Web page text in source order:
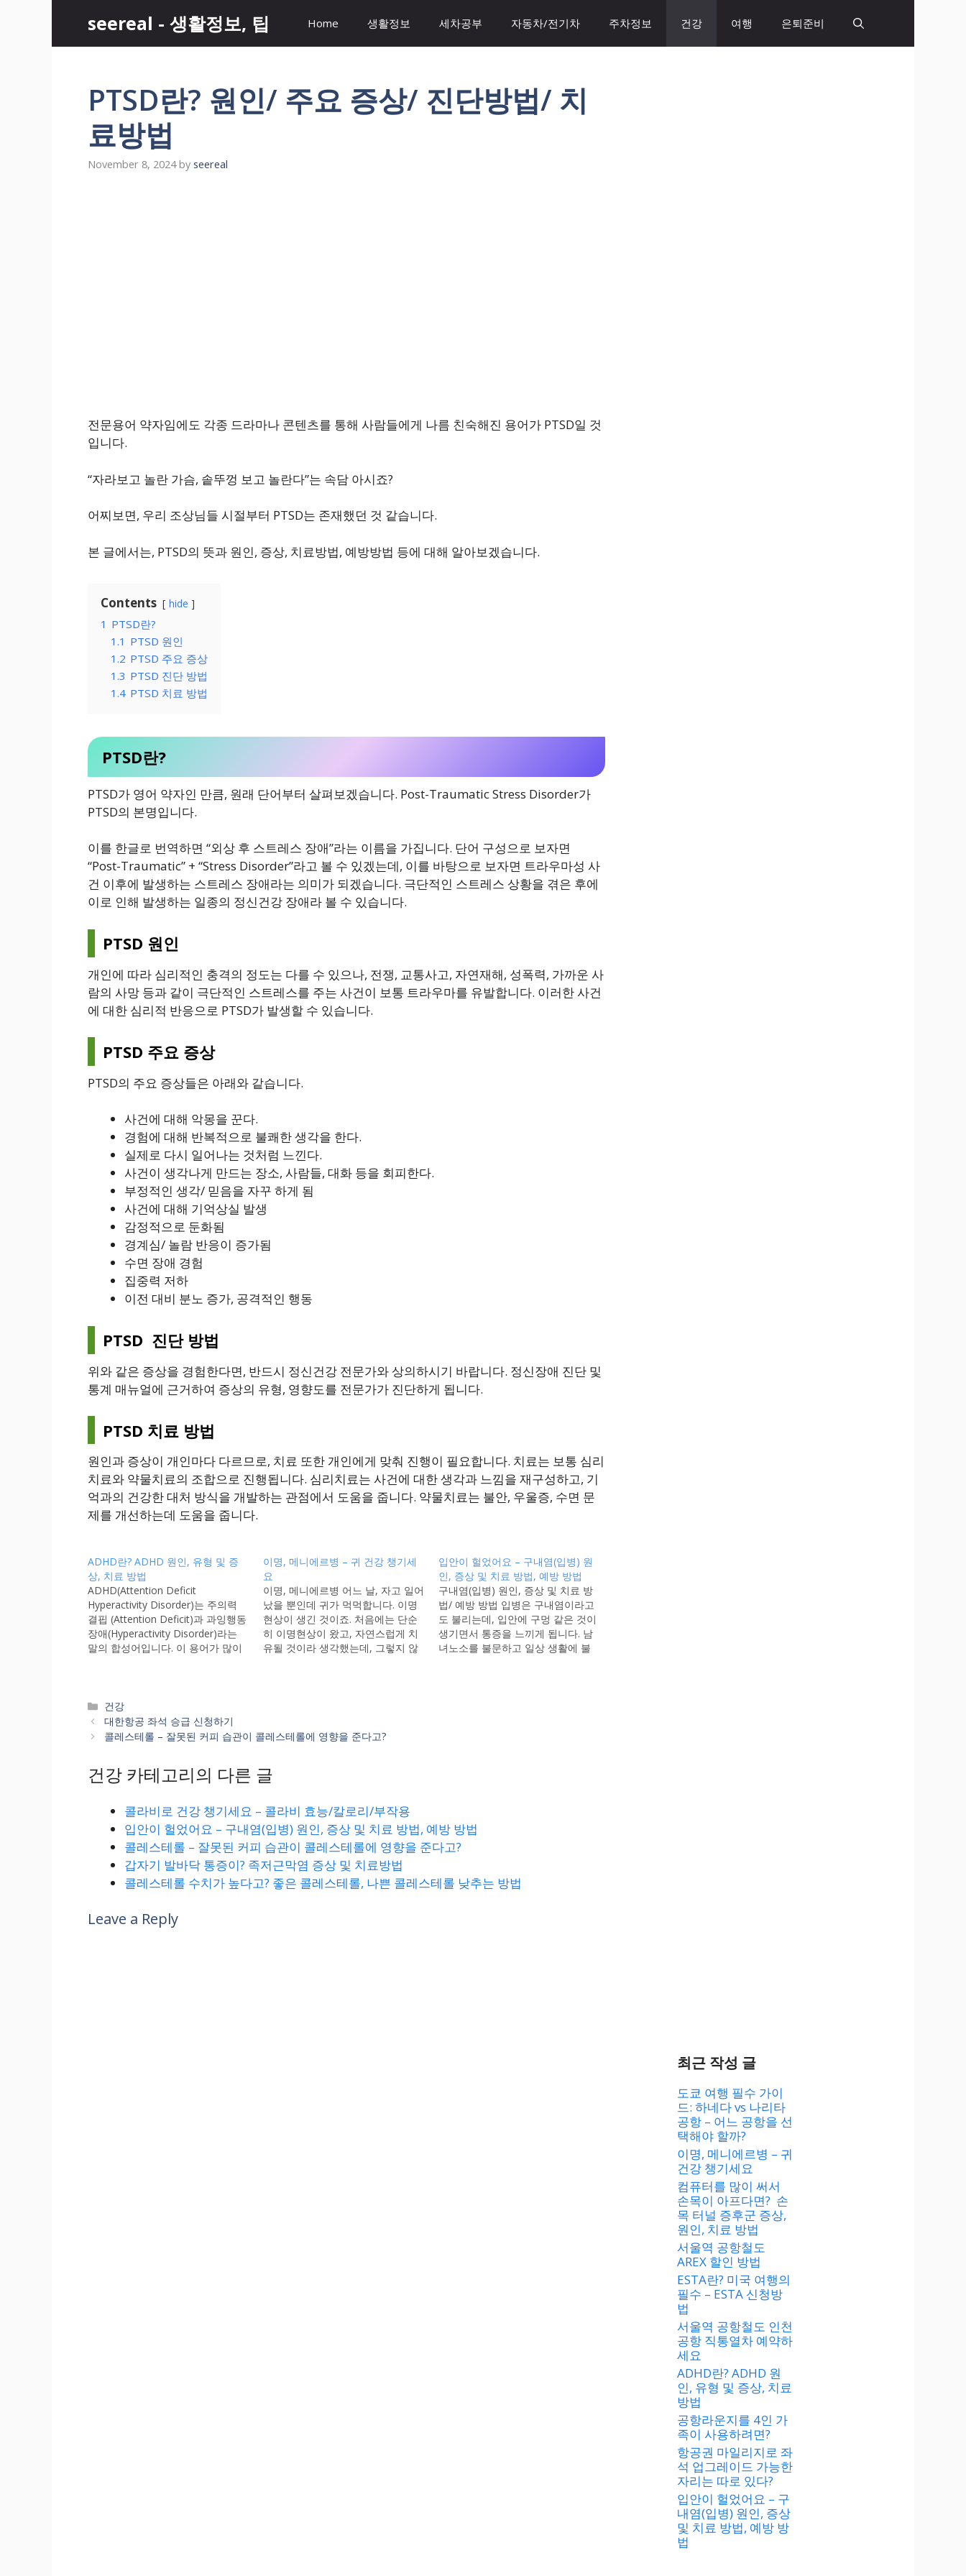
seereal - 생활정보, 팁 Home 생활정보 세차공부 자동차/전기차 주차정보 건강 여행 은퇴준비
PTSD란? 원인/ 주요 증상/ 진단방법/ 치
료방법
November 8, 2024 by seereal
전문용어 약자임에도 각종 드라마나 콘텐츠를 통해 사람들에게 나름 친숙해진 용어가 PTSD일 것
입니다.
“자라보고 놀란 가슴, 솥뚜껑 보고 놀란다”는 속담 아시죠?
어찌보면, 우리 조상님들 시절부터 PTSD는 존재했던 것 같습니다.
본 글에서는, PTSD의 뜻과 원인, 증상, 치료방법, 예방방법 등에 대해 알아보겠습니다.
Contents hide
1 PTSD란?
1.1 PTSD 원인
1.2 PTSD 주요 증상
1.3 PTSD 진단 방법
1.4 PTSD 치료 방법
PTSD란?
PTSD가 영어 약자인 만큼, 원래 단어부터 살펴보겠습니다. Post-Traumatic Stress Disorder가
PTSD의 본명입니다.
이를 한글로 번역하면 “외상 후 스트레스 장애”라는 이름을 가집니다. 단어 구성으로 보자면
“Post-Traumatic” + “Stress Disorder”라고 볼 수 있겠는데, 이를 바탕으로 보자면 트라우마성 사
건 이후에 발생하는 스트레스 장애라는 의미가 되겠습니다. 극단적인 스트레스 상황을 겪은 후에
이로 인해 발생하는 일종의 정신건강 장애라 볼 수 있습니다.
PTSD 원인
개인에 따라 심리적인 충격의 정도는 다를 수 있으나, 전쟁, 교통사고, 자연재해, 성폭력, 가까운 사
람의 사망 등과 같이 극단적인 스트레스를 주는 사건이 보통 트라우마를 유발합니다. 이러한 사건
에 대한 심리적 반응으로 PTSD가 발생할 수 있습니다.
PTSD 주요 증상
PTSD의 주요 증상들은 아래와 같습니다.
사건에 대해 악몽을 꾼다.
경험에 대해 반복적으로 불쾌한 생각을 한다.
실제로 다시 일어나는 것처럼 느낀다.
사건이 생각나게 만드는 장소, 사람들, 대화 등을 회피한다.
부정적인 생각/ 믿음을 자꾸 하게 됨
사건에 대해 기억상실 발생
감정적으로 둔화됨
경계심/ 놀람 반응이 증가됨
수면 장애 경험
집중력 저하
이전 대비 분노 증가, 공격적인 행동
PTSD 진단 방법
위와 같은 증상을 경험한다면, 반드시 정신건강 전문가와 상의하시기 바랍니다. 정신장애 진단 및
통계 매뉴얼에 근거하여 증상의 유형, 영향도를 전문가가 진단하게 됩니다.
PTSD 치료 방법
원인과 증상이 개인마다 다르므로, 치료 또한 개인에게 맞춰 진행이 필요합니다. 치료는 보통 심리
치료와 약물치료의 조합으로 진행됩니다. 심리치료는 사건에 대한 생각과 느낌을 재구성하고, 기
억과의 건강한 대처 방식을 개발하는 관점에서 도움을 줍니다. 약물치료는 불안, 우울증, 수면 문
제를 개선하는데 도움을 줍니다.
ADHD란? ADHD 원인, 유형 및 증
상, 치료 방법
ADHD(Attention Deficit
Hyperactivity Disorder)는 주의력
결핍 (Attention Deficit)과 과잉행동
장애(Hyperactivity Disorder)라는
말의 합성어입니다. 이 용어가 많이
입니다. 만약, 그러한 증상을 갖고 있
는 어린이가 그대로 성인이 되는 경
우도 있기 때문에 이는 단지 어린이
이명, 메니에르병 – 귀 건강 챙기세
요
이명, 메니에르병 어느 날, 자고 일어
났을 뿐인데 귀가 먹먹합니다. 이명
현상이 생긴 것이죠. 처음에는 단순
히 이명현상이 왔고, 자연스럽게 치
유될 것이라 생각했는데, 그렇지 않
鳴)은 한자표현으로 귀울림을 뜻합
입안이 헐었어요 – 구내염(입병) 원
인, 증상 및 치료 방법, 예방 방법
구내염(입병) 원인, 증상 및 치료 방
법/ 예방 방법 입병은 구내염이라고
도 불리는데, 입안에 구멍 같은 것이
생기면서 통증을 느끼게 됩니다. 남
녀노소를 불문하고 일상 생활에 불
Categories
건강
대한항공 좌석 승급 신청하기
콜레스테롤 – 잘못된 커피 습관이 콜레스테롤에 영향을 준다고?
건강 카테고리의 다른 글
콜라비로 건강 챙기세요 – 콜라비 효능/칼로리/부작용
입안이 헐었어요 – 구내염(입병) 원인, 증상 및 치료 방법, 예방 방법
콜레스테롤 – 잘못된 커피 습관이 콜레스테롤에 영향을 준다고?
갑자기 발바닥 통증이? 족저근막염 증상 및 치료방법
콜레스테롤 수치가 높다고? 좋은 콜레스테롤, 나쁜 콜레스테롤 낮추는 방법
Leave a Reply
최근 작성 글
도쿄 여행 필수 가이
드: 하네다 vs 나리타
공항 – 어느 공항을 선
택해야 할까?
이명, 메니에르병 – 귀
건강 챙기세요
컴퓨터를 많이 써서
손목이 아프다면? 손
목 터널 증후군 증상,
원인, 치료 방법
서울역 공항철도
AREX 할인 방법
ESTA란? 미국 여행의
필수 – ESTA 신청방
법
서울역 공항철도 인천
공항 직통열차 예약하
세요
ADHD란? ADHD 원
인, 유형 및 증상, 치료
방법
공항라운지를 4인 가
족이 사용하려면?
항공권 마일리지로 좌
석 업그레이드 가능한
자리는 따로 있다?
입안이 헐었어요 – 구
내염(입병) 원인, 증상
및 치료 방법, 예방 방
법